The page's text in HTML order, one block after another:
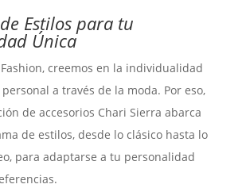
Estilos para tu
Única
creemos en la individualidad
a través de la moda. Por eso,
de accesorios Chari Sierra abarca
de estilos, desde lo clásico hasta lo
para adaptarse a tu personalidad